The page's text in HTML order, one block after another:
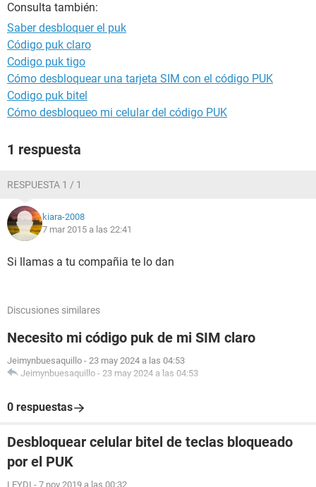
Consulta también:
Saber desbloquer el puk
Código puk claro
Codigo puk tigo
Cómo desbloquear una tarjeta SIM con el código PUK
Codigo puk bitel
Cómo desbloqueo mi celular del código PUK
1 respuesta
RESPUESTA 1 / 1
kiara-2008
7 mar 2015 a las 22:41
Si llamas a tu compañia te lo dan
Discusiones similares
Necesito mi código puk de mi SIM claro
Jeimynbuesaquillo - 23 may 2024 a las 04:53
Jeimynbuesaquillo - 23 may 2024 a las 04:53
0 respuestas
Desbloquear celular bitel de teclas bloqueado
por el PUK
LEYDI - 7 nov 2019 a las 00:32